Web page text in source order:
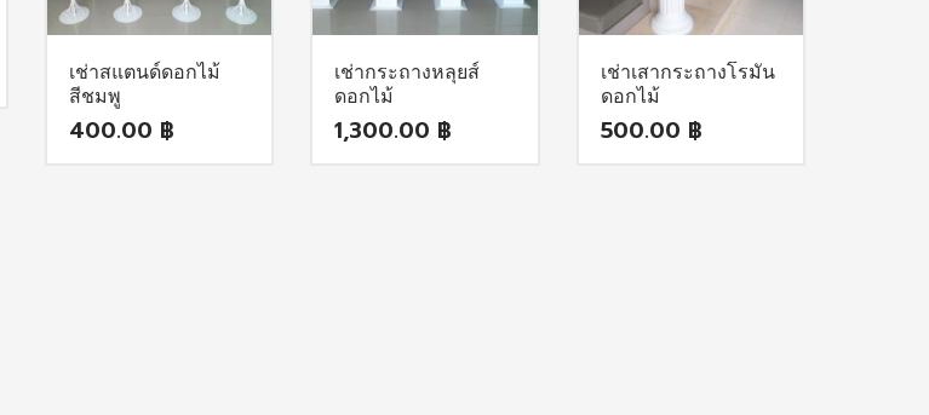
เช่าสแตนด์ดอกไม้
สีชมพู
400.00 ฿
เช่ากระถางหลุยส์
ดอกไม้
1,300.00 ฿
เช่าเสากระถางโรมัน
ดอกไม้
500.00 ฿